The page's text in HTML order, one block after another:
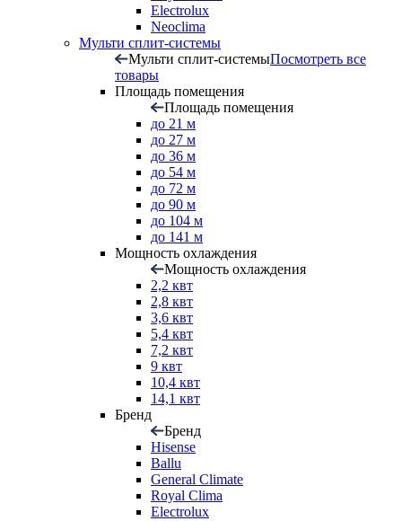
Electrolux
Neoclima
Мульти сплит-системы
Мульти сплит-системыПосмотреть все
товары
Площадь помещения
Площадь помещения
до 21 м
до 27 м
до 36 м
до 54 м
до 72 м
до 90 м
до 104 м
до 141 м
Мощность охлаждения
Мощность охлаждения
2,2 квт
2,8 квт
3,6 квт
5,4 квт
7,2 квт
9 квт
10,4 квт
14,1 квт
Бренд
Бренд
Hisense
Ballu
General Climate
Royal Clima
Electrolux